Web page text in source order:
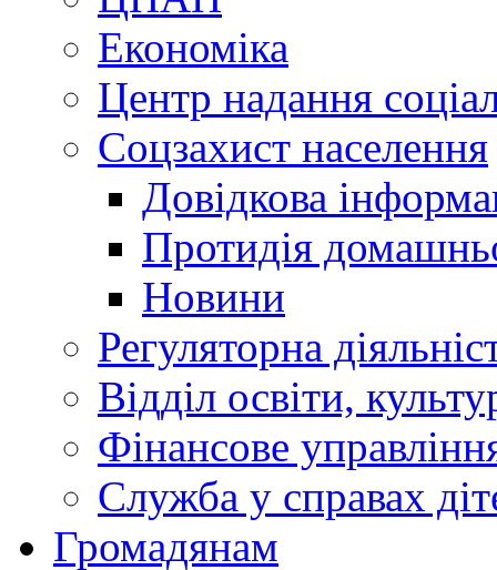
Економіка
Центр надання
Соцзахист населення
Довідкова
Протидія
Новини
Регуляторна
Відділ освіти,
Фінансове
Служба у справах
Громадянам